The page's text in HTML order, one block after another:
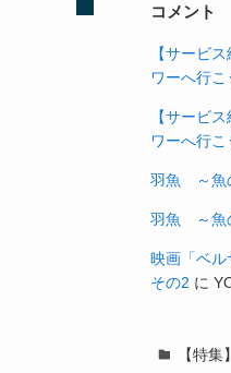
コメント
【サービ
ワーへ行こ
【サービ
ワーへ行こ
羽魚 ～魚
羽魚 ～魚
映画「ベル
その2 に
【特